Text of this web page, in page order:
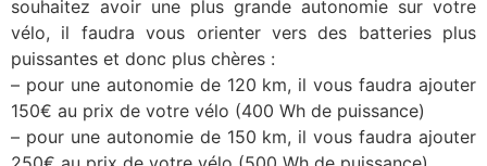
souhaitez avoir une plus grande autonomie sur votre
vélo, il faudra vous orienter vers des batteries plus
puissantes et donc plus chères :
– pour une autonomie de 120 km, il vous faudra ajouter
150€ au prix de votre vélo (400 Wh de puissance)
– pour une autonomie de 150 km, il vous faudra ajouter